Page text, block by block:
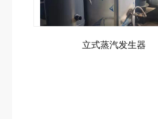
立式蒸汽发生器